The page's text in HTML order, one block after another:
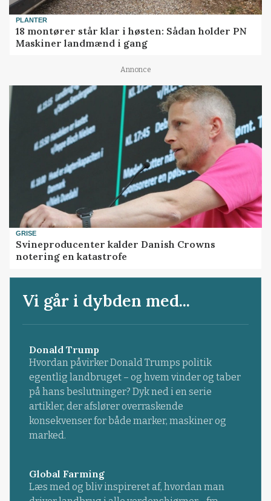
PLANTER
18 montører står klar i høsten: Sådan holder PN
Maskiner landmænd i gang
Annonce
GRISE
Svineproducenter kalder Danish Crowns
notering en katastrofe
Vi går i dybden med...
Donald Trump
Hvordan påvirker Donald Trumps politik
egentlig landbruget – og hvem vinder og taber
på hans beslutninger? Dyk ned i en serie
artikler, der afslører overraskende
konsekvenser for både marker, maskiner og
marked.
Global Farming
Læs med og bliv inspireret af, hvordan man